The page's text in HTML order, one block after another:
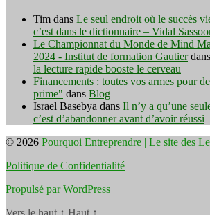
Tim dans Le seul endroit où le succès
c’est dans le dictionnaire – Vidal
Le Championnat du Monde de Mind
2024 - Institut de formation Gautierdans
la lecture rapide booste le cerveau
Financements : toutes vos armes pour
prime" dans Blog
Israel Basebya dans Il n’y a qu’une
c’est d’abandonner avant d’avoir réussi
© 2026 Pourquoi Entreprendre | Le site des
Politique de Confidentialité
Propulsé par WordPress